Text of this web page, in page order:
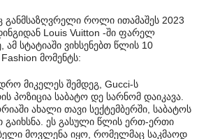
განმსაზღვრელი როლი ითამაშეს 2023
Louis Vuitton -ში ფარელ
ამ სტატიაში ვიხსენებთ წლის 10
მომენტს:
მიკელეს შემდეგ, Gucci-ს
პოზიცია საბატო დე სარნომ დაიკავა.
ახალი თავი სექტემბერში, საბატოს
ეს გასული წლის ერთ-ერთი
მოვლენა იყო, რომელმაც საკმაოდ